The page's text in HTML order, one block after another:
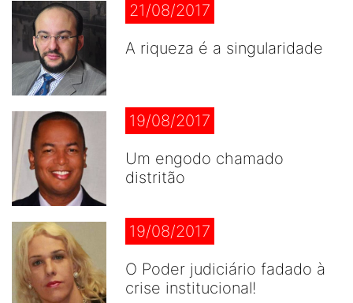
21/08/2017
A riqueza é a singularidade
19/08/2017
Um engodo chamado
distritão
19/08/2017
O Poder judiciário fadado à
crise institucional!